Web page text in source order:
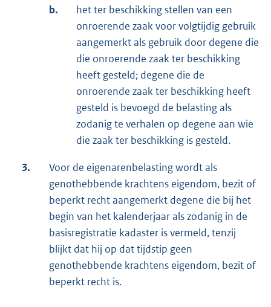
b.
het ter beschikking stellen van een
onroerende zaak voor volgtijdig gebruik
aangemerkt als gebruik door degene die
die onroerende zaak ter beschikking
heeft gesteld; degene die de
onroerende zaak ter beschikking heeft
gesteld is bevoegd de belasting als
zodanig te verhalen op degene aan wie
die zaak ter beschikking is gesteld.
3.
Voor de eigenarenbelasting wordt als
genothebbende krachtens eigendom, bezit of
beperkt recht aangemerkt degene die bij het
begin van het kalenderjaar als zodanig in de
basisregistratie kadaster is vermeld, tenzij
blijkt dat hij op dat tijdstip geen
genothebbende krachtens eigendom, bezit of
beperkt recht is.